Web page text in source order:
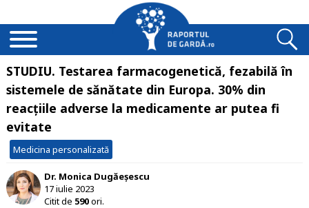
STUDIU. Testarea farmacogenetică, fezabilă în
sistemele de sănătate din Europa. 30% din
reacțiile adverse la medicamente ar putea fi
evitate
Medicina personalizată
Dr. Monica Dugăeșescu
17 iulie 2023
Citit de 590ori.